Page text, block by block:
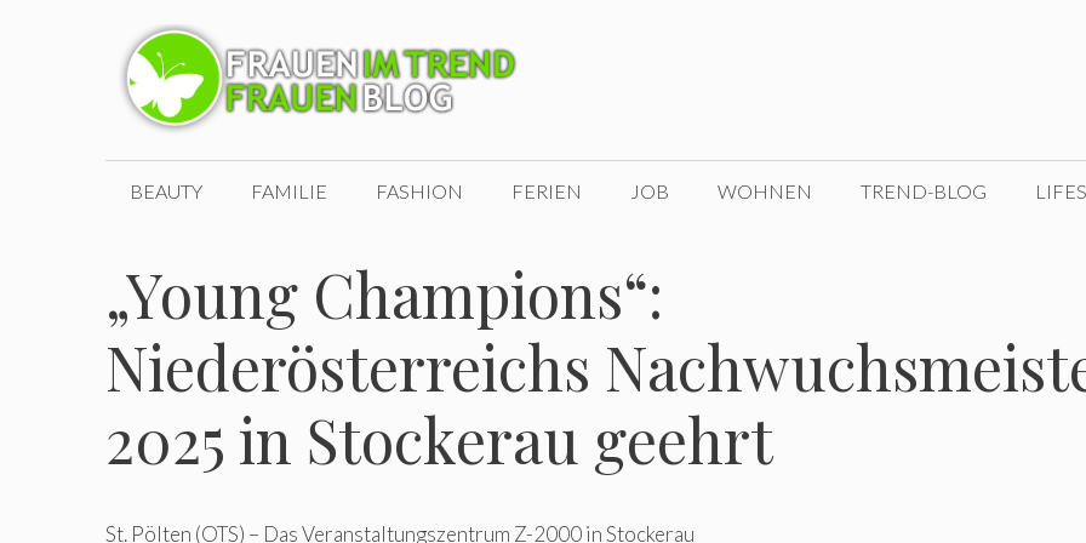
BEAUTY FAMILIE FASHION FERIEN JOB WOHNEN TREND-BLOG
„Young Champions“:
Niederösterreichs
2025 in Stockerau geehrt
St. Pölten (OTS) – Das Veranstaltungszentrum Z-2000 in Stockerau